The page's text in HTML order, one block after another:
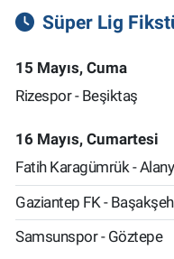
Süper Lig
15 Mayıs, Cuma
Rizespor - Beşiktaş
16 Mayıs, Cumartesi
Fatih Karagümrük -
Gaziantep FK -
Samsunspor - Göztepe